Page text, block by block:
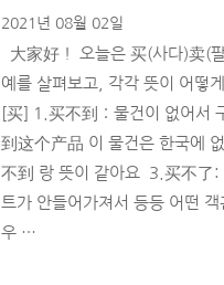
2021년 08월 02일
大家好！ 오늘은 买(사다)卖(
예를 살펴보고, 각각 뜻이 어떻
[买] 1.买不到：물건이 없어서
到这个产品 이 물건은 한국에
不到 랑 뜻이 같아요 ​ 3.买不了:
트가 안들어가져서 등등 어떤
우 …